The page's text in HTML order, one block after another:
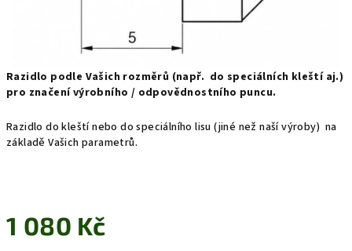
Razidlo podle Vašich rozměrů (např. do speciálních kleští aj.)
pro značení výrobního / odpovědnostního puncu.
Razidlo do kleští nebo do speciálního lisu (jiné než naší výroby) na
základě Vašich parametrů.
1 080 Kč